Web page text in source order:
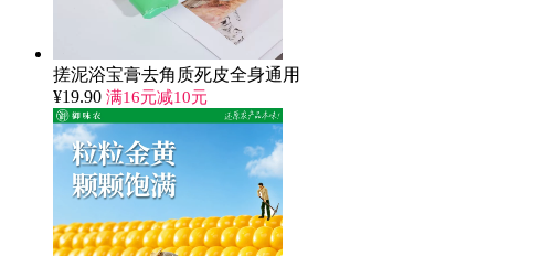
搓泥浴宝膏去角质死皮全身通用
¥19.90 满16元减10元